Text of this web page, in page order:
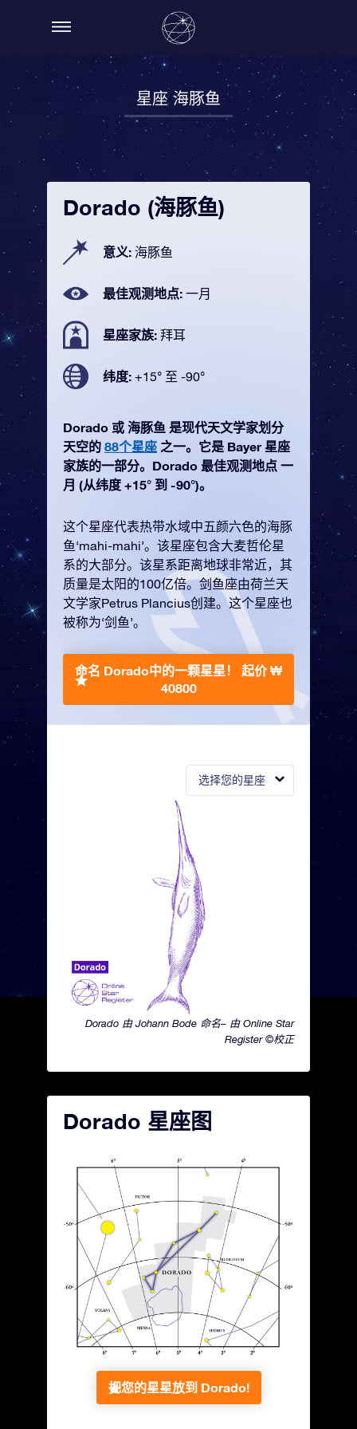
星座 海豚鱼
选择您的星座
Dorado 由 Johann Bode 命名– 由 Online Star
Register ©校正
Dorado (海豚鱼)
意义: 海豚鱼
最佳观测地点: 一月
星座家族: 拜耳
纬度: +15° 至 -90°
Dorado 或 海豚鱼 是现代天文学家划分
天空的 88个星座 之一。它是 Bayer 星座
家族的一部分。Dorado 最佳观测地点 一
月 (从纬度 +15° 到 -90°)。
这个星座代表热带水域中五颜六色的海豚
鱼‘mahi-mahi’。该星座包含大麦哲伦星
系的大部分。该星系距离地球非常近，其
质量是太阳的100亿倍。剑鱼座由荷兰天
文学家Petrus Plancius创建。这个星座也
被称为‘剑鱼’。
命名 Dorado中的一颗星星！ 起价 ₩
40800
Dorado 星座图
把您的星星放到 Dorado!